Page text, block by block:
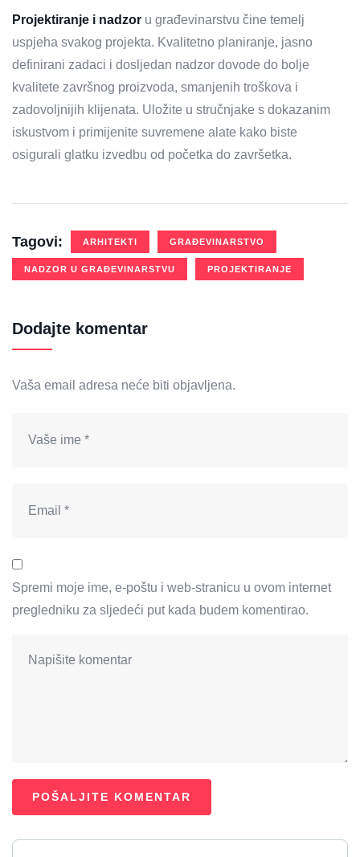
Projektiranje i nadzor u građevinarstvu čine temelj
uspjeha svakog projekta. Kvalitetno planiranje, jasno
definirani zadaci i dosljedan nadzor dovode do bolje
kvalitete završnog proizvoda, smanjenih troškova i
zadovoljnijih klijenata. Uložite u stručnjake s dokazanim
iskustvom i primijenite suvremene alate kako biste
osigurali glatku izvedbu od početka do završetka.
Tagovi: ARHITEKTI GRAĐEVINARSTVO
NADZOR U GRAĐEVINARSTVU PROJEKTIRANJE
Dodajte komentar
Vaša email adresa neće biti objavljena.
Spremi moje ime, e-poštu i web-stranicu u ovom internet
pregledniku za sljedeći put kada budem komentirao.